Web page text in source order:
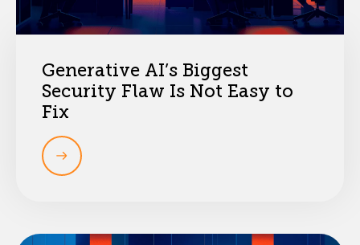
Generative AI’s Biggest
Security Flaw Is Not Easy to
Fix